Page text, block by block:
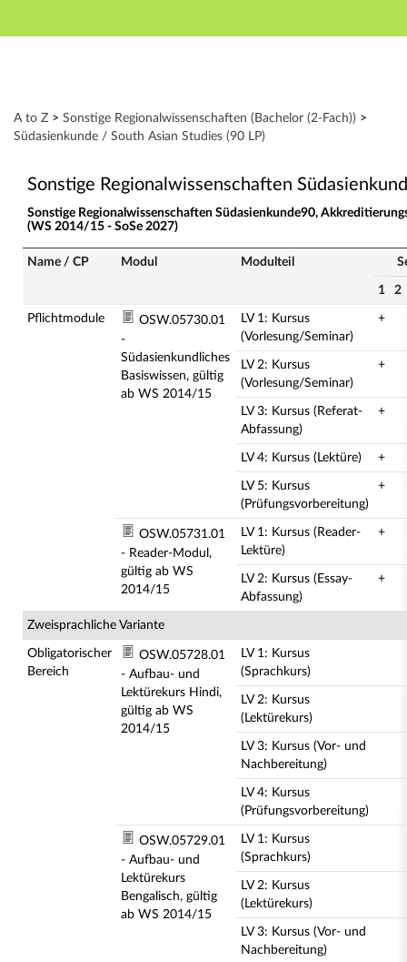
Hauptnavigation
Hauptinhalt
Fußzeile
Modulverzeichnis - Studienangebot von A bis Z
A to Z > Sonstige Regionalwissenschaften (Bachelor (2-Fach)) >
Südasienkunde / South Asian Studies (90 LP)
Sonstige Regionalwissenschaften
Sonstige Regionalwissenschaften Südasienkunde90,
(WS 2014/15 - SoSe 2027)
Name / CP Modul Modulteil
1 2
Pflichtmodule
OSW.05730.01
-
Südasienkundliches
Basiswissen, gültig
ab WS 2014/15
LV 1: Kursus
(Vorlesung/Seminar)
+
LV 2: Kursus
(Vorlesung/Seminar)
+
LV 3: Kursus (Referat-
Abfassung)
+
LV 4: Kursus (Lektüre) +
LV 5: Kursus
(Prüfungsvorbereitung)
+
OSW.05731.01
- Reader-Modul,
gültig ab WS
2014/15
LV 1: Kursus (Reader-
Lektüre)
+
LV 2: Kursus (Essay-
Abfassung)
+
Zweisprachliche Variante
Obligatorischer
Bereich
OSW.05728.01
- Aufbau- und
Lektürekurs Hindi,
gültig ab WS
2014/15
LV 1: Kursus
(Sprachkurs)
LV 2: Kursus
(Lektürekurs)
LV 3: Kursus (Vor- und
Nachbereitung)
LV 4: Kursus
(Prüfungsvorbereitung)
OSW.05729.01
- Aufbau- und
Lektürekurs
Bengalisch, gültig
ab WS 2014/15
LV 1: Kursus
(Sprachkurs)
LV 2: Kursus
(Lektürekurs)
LV 3: Kursus (Vor- und
Nachbereitung)